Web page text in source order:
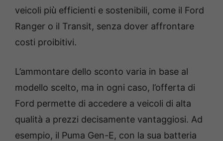
veicoli più efficienti e sostenibili, come il Ford
Ranger o il Transit, senza dover affrontare
costi proibitivi.
L’ammontare dello sconto varia in base al
modello scelto, ma in ogni caso, l’offerta di
Ford permette di accedere a veicoli di alta
qualità a prezzi decisamente vantaggiosi. Ad
esempio, il Puma Gen-E, con la sua batteria